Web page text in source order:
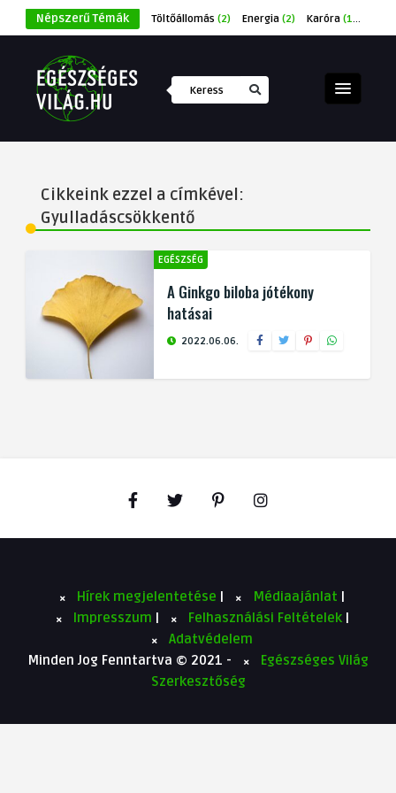
Népszerű Témák Töltőállomás (2) Energia (2) Karóra (1)
Cikkeink ezzel a címkével:
Gyulladáscsökkentő
EGÉSZSÉG
A Ginkgo biloba jótékony
hatásai
2022.06.06.
Hírek megjelentetése | Médiaajánlat |
Impresszum | Felhasználási Feltételek |
Adatvédelem
Minden Jog Fenntartva © 2021 -
Egészséges Világ
Szerkesztőség